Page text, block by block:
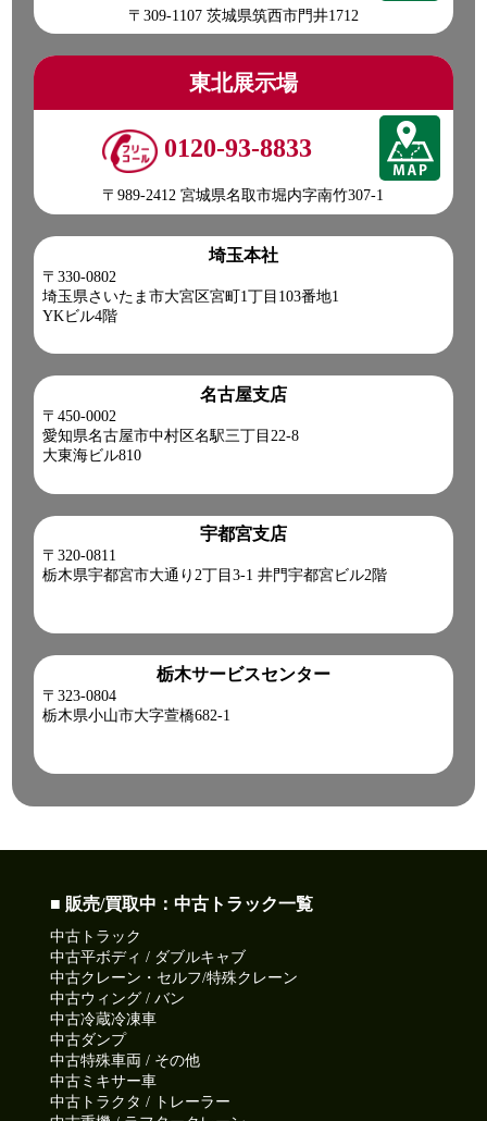
〒309-1107 茨城県筑西市門井1712
東北展示場
0120-93-8833
〒989-2412 宮城県名取市堀内字南竹307-1
埼玉本社
〒330-0802
埼玉県さいたま市大宮区宮町1丁目103番地1
YKビル4階
名古屋支店
〒450-0002
愛知県名古屋市中村区名駅三丁目22-8
大東海ビル810
宇都宮支店
〒320-0811
栃木県宇都宮市大通り2丁目3-1 井門宇都宮ビル2階
栃木サービスセンター
〒323-0804
栃木県小山市大字萱橋682-1
■ 販売/買取中：中古トラック一覧
中古トラック
中古平ボディ / ダブルキャブ
中古クレーン・セルフ/特殊クレーン
中古ウィング / バン
中古冷蔵冷凍車
中古ダンプ
中古特殊車両 / その他
中古ミキサー車
中古トラクタ / トレーラー